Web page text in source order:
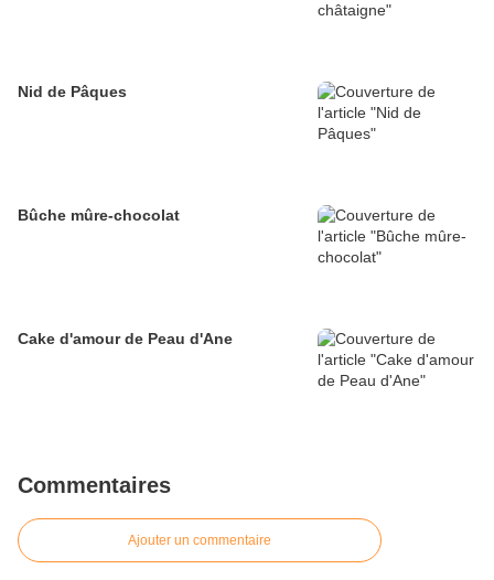
Nid de Pâques
Bûche mûre-chocolat
Cake d'amour de Peau d'Ane
Commentaires
Ajouter un commentaire